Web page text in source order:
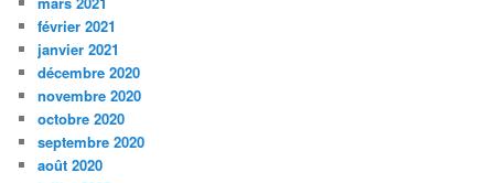
février 2021
janvier 2021
décembre 2020
novembre 2020
octobre 2020
septembre 2020
août 2020